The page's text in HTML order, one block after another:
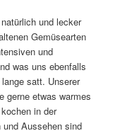
und lecker
Gemüsearten
und
was uns ebenfalls
satt. Unserer
gerne etwas warmes
in der
Aussehen sind